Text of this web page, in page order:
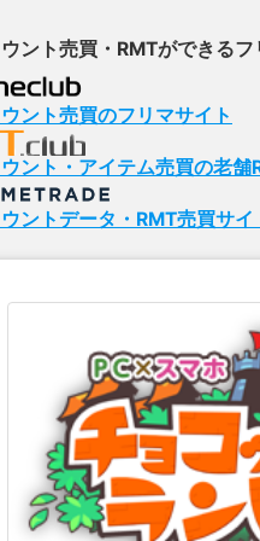
ント売買・RMTができるフ
ント売買のフリマサイト
ント・アイテム売買の老舗
ントデータ・RMT売買サイ